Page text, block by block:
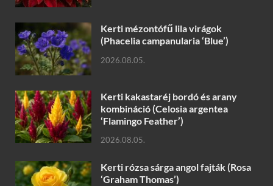
Kerti mézontófű lila virágok
(Phacelia campanularia ‘Blue’)
2026.08.05.
Kerti kakastaréj bordó és arany
kombináció (Celosia argentea
‘Flamingo Feather’)
2026.08.05.
Kerti rózsa sárga angol fajták (Rosa
‘Graham Thomas’)